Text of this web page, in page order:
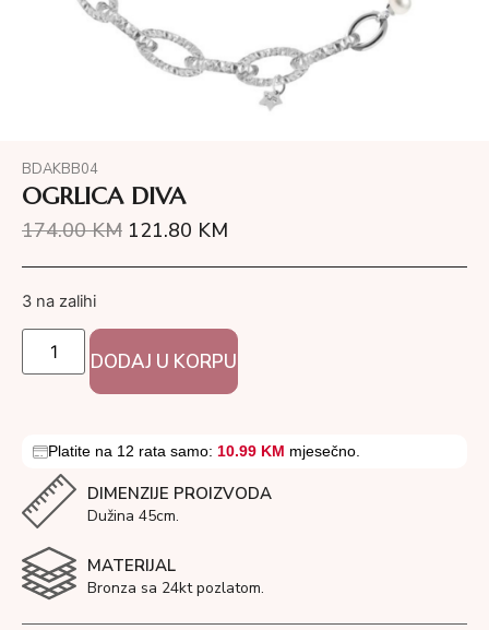
BDAKBB04
OGRLICA DIVA
174.00KM 121.80 KM
3 na zalihi
DODAJ U KORPU
Platite na 12 rata samo: 10.99 KM mjesečno.
DIMENZIJE PROIZVODA
Dužina 45cm.
MATERIJAL
Bronza sa 24kt pozlatom.